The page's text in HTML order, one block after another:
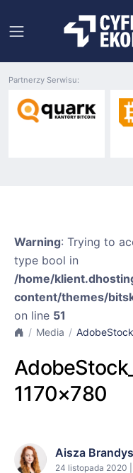
Partnerzy Serwisu:
Warning: Trying to
type bool in
/home/
content/themes/
on line 51
Media
1170×780
Aisza Brandys
24 listopada 2020 |